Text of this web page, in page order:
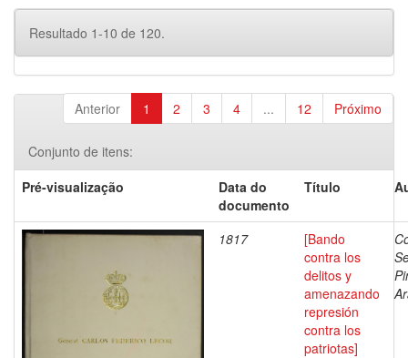
Resultado 1-10 de 120.
Anterior 1 2 3 4 ... 12 Próximo
Conjunto de itens:
Pré-visualização
Data do
documento
Título
1817
[Bando
contra los
delitos y
amenazando
represión
contra los
patriotas]